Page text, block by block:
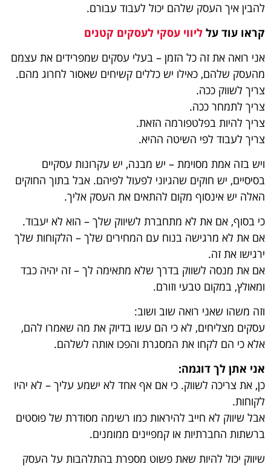
להבין איך העסק שלהם יכול לעבוד עבורם.
קראו עוד על ליווי עסקי לעסקים קטנים
אני רואה את זה כל הזמן – בעלי עסקים שמפרידים את עצמם
מהעסק שלהם, כאילו יש כללים קשיחים שאסור לחרוג מהם.
צריך לשווק ככה.
צריך לתמחר ככה.
צריך להיות בפלטפורמה הזאת.
צריך לעבוד לפי השיטה ההיא.
ויש בזה אמת מסוימת – יש מבנה, יש עקרונות עסקיים
בסיסיים, יש חוקים שהגיוני לפעול לפיהם. אבל בתוך החוקים
האלה יש אינסוף מקום להתאים את העסק אליך.
כי בסוף, אם את לא מתחברת לשיווק שלך – הוא לא יעבוד.
אם את לא מרגישה בנוח עם המחירים שלך – הלקוחות שלך
ירגישו את זה.
אם את מנסה לשווק בדרך שלא מתאימה לך – זה יהיה כבד
ומאולץ, במקום טבעי וזורם.
וזה משהו שאני רואה שוב ושוב:
עסקים מצליחים, לא כי הם עשו בדיוק את מה שאמרו להם,
אלא כי הם לקחו את המסגרת והפכו אותה לשלהם.
אני אתן לך דוגמה:
כן, את צריכה לשווק. כי אם אף אחד לא ישמע עליך – לא יהיו
לקוחות.
אבל שיווק לא חייב להיראות כמו רשימה מסודרת של פוסטים
ברשתות החברתיות או קמפיינים ממומנים.
שיווק יכול להיות שאת פשוט מספרת בהתלהבות על העסק